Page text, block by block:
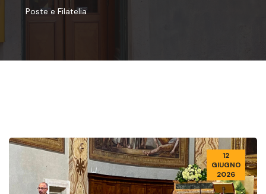
Poste e Filatelia
12
GIUGNO
2026